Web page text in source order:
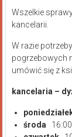
Wszelkie
kancelarii.
W razie
pogrzebowych
umówić się z
kancelaria –
środa